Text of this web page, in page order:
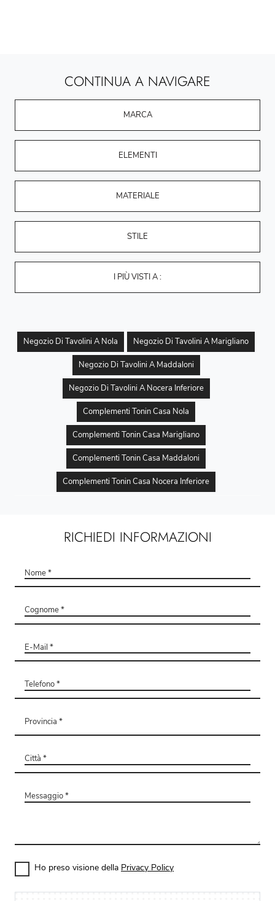
CONTINUA A NAVIGARE
MARCA
ELEMENTI
MATERIALE
STILE
I PIÙ VISTI A :
Negozio Di Tavolini A Nola Negozio Di Tavolini A Marigliano
Negozio Di Tavolini A Maddaloni
Negozio Di Tavolini A Nocera Inferiore
Complementi Tonin Casa Nola
Complementi Tonin Casa Marigliano
Complementi Tonin Casa Maddaloni
Complementi Tonin Casa Nocera Inferiore
RICHIEDI INFORMAZIONI
Ho preso visione della Privacy Policy